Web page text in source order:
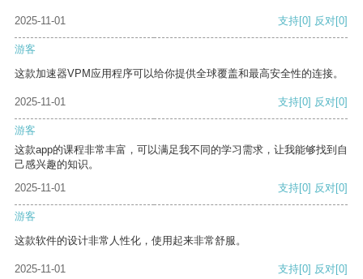
2025-11-01 支持[0] 反对[0]
游客
这款加速器VPM应用程序可以给你提供全球覆盖和最高安全性的连接。
2025-11-01 支持[0] 反对[0]
游客
这款app的课程非常丰富，可以满足我不同的学习需求，让我能够找到自
己感兴趣的知识。
2025-11-01
支持[0] 反对[0]
游客
这款软件的设计非常人性化，使用起来非常舒服。
2025-11-01 支持[0] 反对[0]